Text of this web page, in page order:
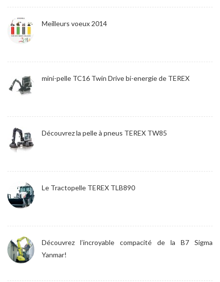
Meilleurs voeux 2014
mini-pelle TC16 Twin Drive bi-energie de TEREX
Découvrez la pelle à pneus TEREX TW85
Le Tractopelle TEREX TLB890
Découvrez l’incroyable compacité de la B7 Sigma
Yanmar!